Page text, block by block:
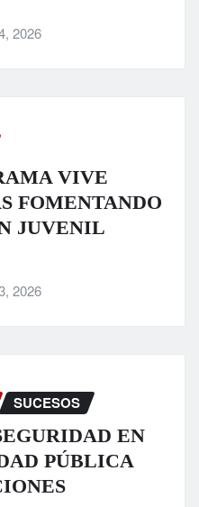
2026
VIVE
FOMENTANDO
JUVENIL
2026
SUCESOS
EN
PÚBLICA